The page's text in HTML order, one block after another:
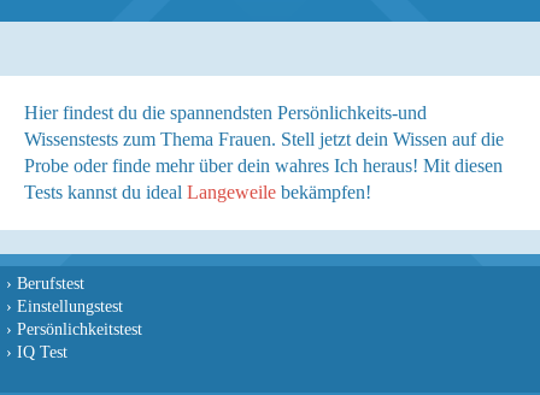
Hier findest du die spannendsten Persönlichkeits-und
Wissenstests zum Thema Frauen. Stell jetzt dein Wissen auf die
Probe oder finde mehr über dein wahres Ich heraus! Mit diesen
Tests kannst du ideal Langeweile bekämpfen!
› Berufstest
› Einstellungstest
› Persönlichkeitstest
› IQ Test